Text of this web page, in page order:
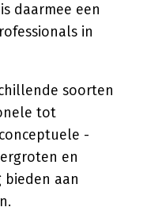
daarmee een
in
soorten
tot
-
en
aan